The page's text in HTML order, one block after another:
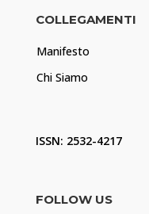
COLLEGAMENTI
Manifesto
Chi Siamo
ISSN: 2532-4217
FOLLOW US